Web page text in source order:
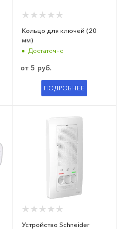
Кольцо для ключей (20
мм)
Достаточно
от 5 руб.
ПОДРОБНЕЕ
Устройство Schneider